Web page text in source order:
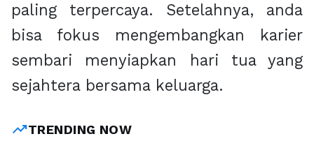
paling terpercaya. Setelahnya, anda
bisa fokus mengembangkan karier
sembari menyiapkan hari tua yang
sejahtera bersama keluarga.
trending_upTRENDING NOW